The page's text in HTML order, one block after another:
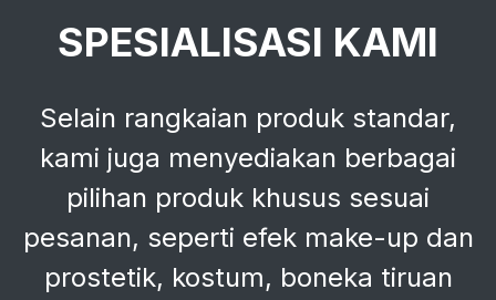
SPESIALISASI KAMI
Selain rangkaian produk standar,
kami juga menyediakan berbagai
pilihan produk khusus sesuai
pesanan, seperti efek make-up dan
prostetik, kostum, boneka tiruan